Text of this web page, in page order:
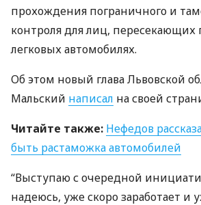
прохождения пограничного и
контроля для лиц, пересекающих
легковых автомобилях.
Об этом новый глава Львовской
Мальский написал на своей
Читайте также: Нефедов
быть растаможка автомобилей
“Выступаю с очередной
надеюсь, уже скоро заработает и